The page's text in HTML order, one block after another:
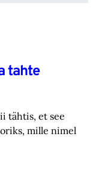
tahte
tähtis, et see
‎mille nimel